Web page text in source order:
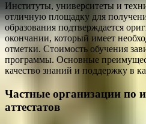
Институты, университеты и
отличную площадку для
образования подтверждается
окончании, который имеет
отметки. Стоимость обучения
программы. Основные
качество знаний и поддержку в
Частные организации по
аттестатов